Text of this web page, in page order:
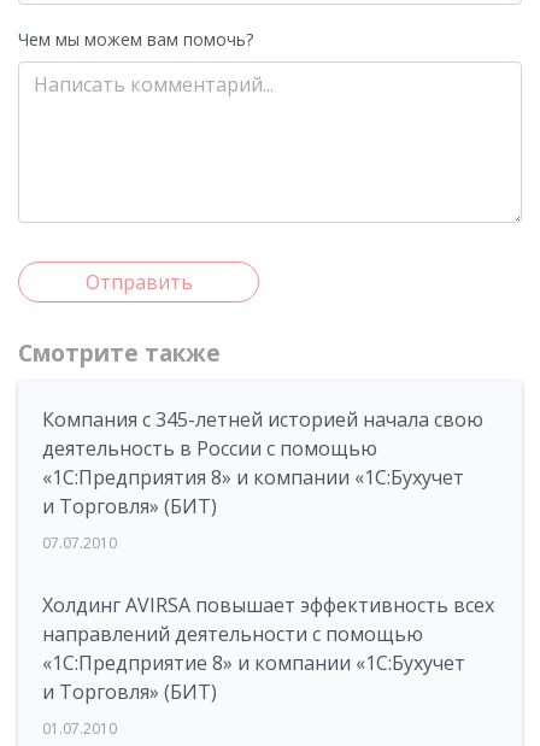
Чем мы можем вам помочь?
Отправить
Смотрите также
Компания с 345-летней историей начала свою
деятельность в России с помощью
«1С:Предприятия 8» и компании «1С:Бухучет
и Торговля» (БИТ)
07.07.2010
Холдинг AVIRSA повышает эффективность всех
направлений деятельности с помощью
«1С:Предприятие 8» и компании «1С:Бухучет
и Торговля» (БИТ)
01.07.2010